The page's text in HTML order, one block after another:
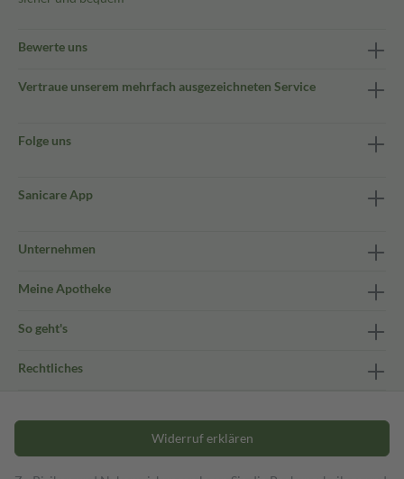
Bewerte uns
Vertraue unserem mehrfach ausgezeichneten Service
Folge uns
Sanicare App
Unternehmen
Meine Apotheke
So geht's
Rechtliches
Widerruf erklären